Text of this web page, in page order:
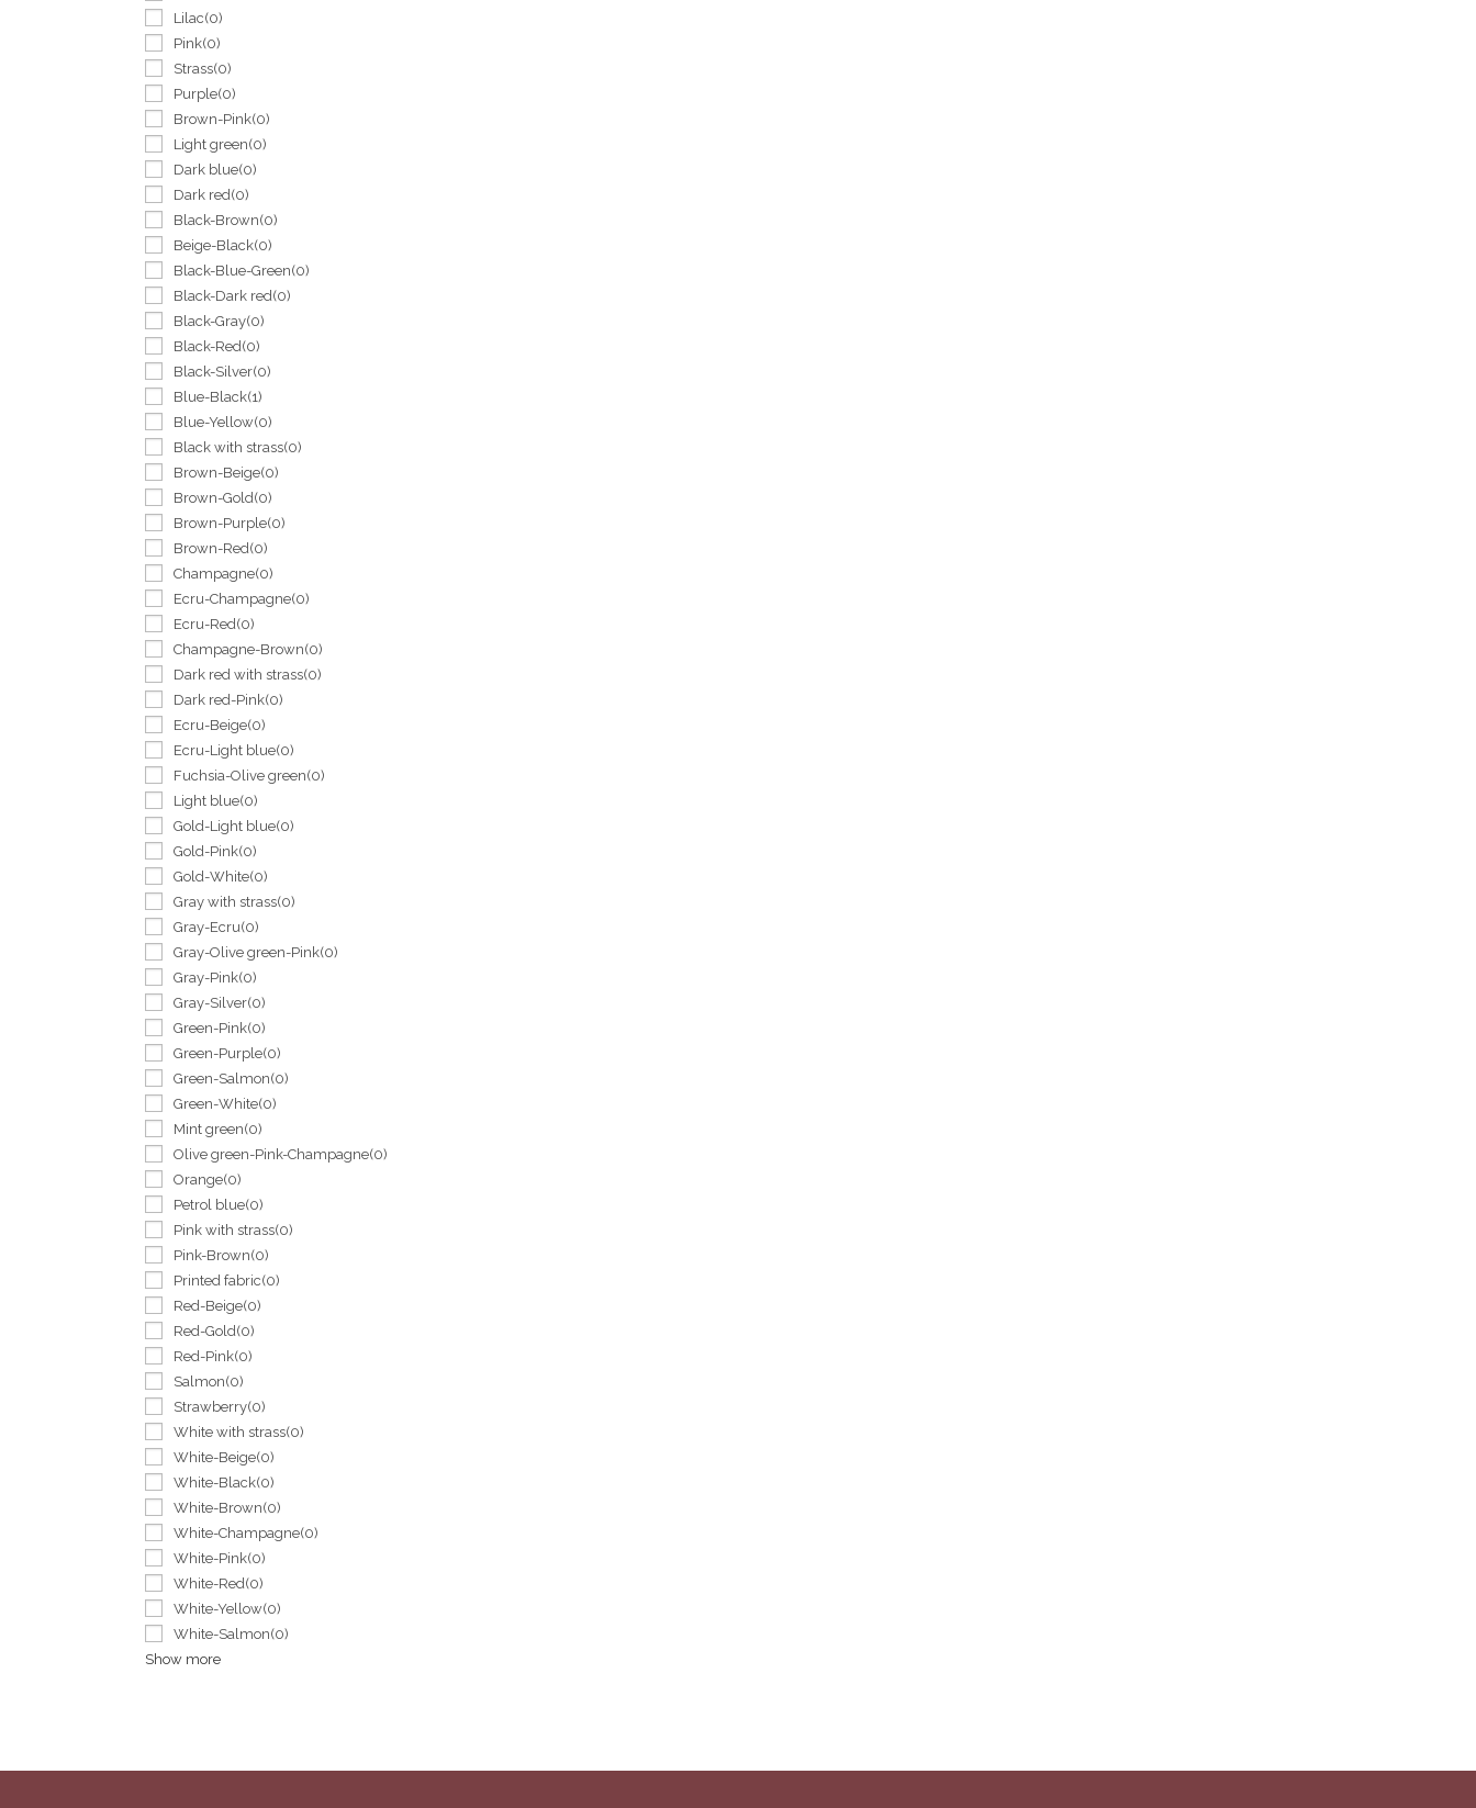
Lilac(0)
Pink(0)
Strass(0)
Purple(0)
Brown-Pink(0)
Light green(0)
Dark blue(0)
Dark red(0)
Black-Brown(0)
Beige-Black(0)
Black-Blue-Green(0)
Black-Dark red(0)
Black-Gray(0)
Black-Red(0)
Black-Silver(0)
Blue-Black(1)
Blue-Yellow(0)
Black with strass(0)
Brown-Beige(0)
Brown-Gold(0)
Brown-Purple(0)
Brown-Red(0)
Champagne(0)
Ecru-Champagne(0)
Ecru-Red(0)
Champagne-Brown(0)
Dark red with strass(0)
Dark red-Pink(0)
Ecru-Beige(0)
Ecru-Light blue(0)
Fuchsia-Olive green(0)
Light blue(0)
Gold-Light blue(0)
Gold-Pink(0)
Gold-White(0)
Gray with strass(0)
Gray-Ecru(0)
Gray-Olive green-Pink(0)
Gray-Pink(0)
Gray-Silver(0)
Green-Pink(0)
Green-Purple(0)
Green-Salmon(0)
Green-White(0)
Mint green(0)
Olive green-Pink-Champagne(0)
Orange(0)
Petrol blue(0)
Pink with strass(0)
Pink-Brown(0)
Printed fabric(0)
Red-Beige(0)
Red-Gold(0)
Red-Pink(0)
Salmon(0)
Strawberry(0)
White with strass(0)
White-Beige(0)
White-Black(0)
White-Brown(0)
White-Champagne(0)
White-Pink(0)
White-Red(0)
White-Yellow(0)
White-Salmon(0)
Show more